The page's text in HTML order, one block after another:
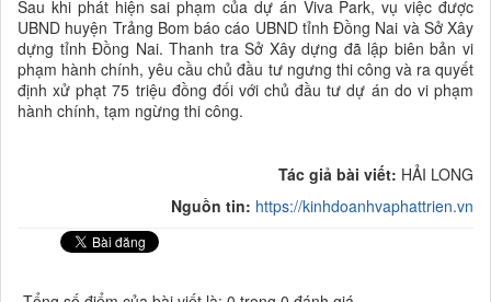
Sau khi phát hiện sai phạm của dự án Viva Park, vụ việc được
UBND huyện Trảng Bom báo cáo UBND tỉnh Đồng Nai và Sở Xây
dựng tỉnh Đồng Nai. Thanh tra Sở Xây dựng đã lập biên bản vi
phạm hành chính, yêu cầu chủ đầu tư ngưng thi công và ra quyết
định xử phạt 75 triệu đồng đối với chủ đầu tư dự án do vi phạm
hành chính, tạm ngừng thi công.
Tác giả bài viết: HẢI LONG
Nguồn tin: https://kinhdoanhvaphattrien.vn